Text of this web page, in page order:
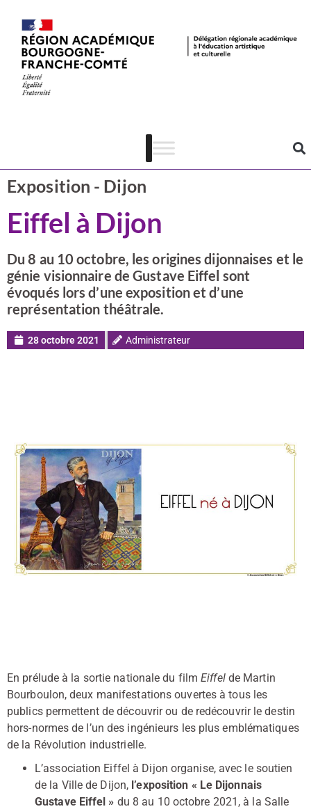
Exposition - Dijon
Eiffel à Dijon
Du 8 au 10 octobre, les origines dijonnaises et le
génie visionnaire de Gustave Eiffel sont
évoqués lors d’une exposition et d’une
représentation théâtrale.
28 octobre 2021 Administrateur
En prélude à la sortie nationale du filmEiffelde Martin
Bourboulon, deux manifestations ouvertes à tous les
publics permettent de découvrir ou de redécouvrir le destin
hors-normes de l’un des ingénieurs les plus emblématiques
de la Révolution industrielle.
L’association Eiffel à Dijon organise, avec le soutien
de la Ville de Dijon, l’exposition « Le Dijonnais
Gustave Eiffel » du 8 au 10 octobre 2021, à la Salle